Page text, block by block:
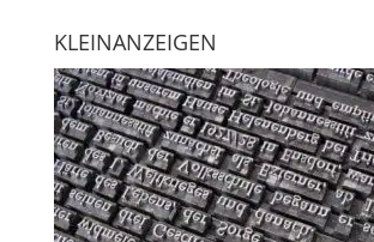
KLEINANZEIGEN